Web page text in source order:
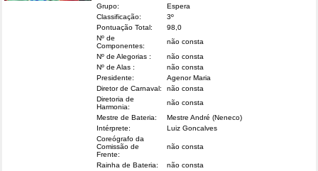
Grupo:
Espera
Classificação:
3º
Pontuação Total:
98,0
Nº de
Componentes:
não consta
Nº de Alegorias :
não consta
Nº de Alas :
não consta
Presidente:
Agenor Maria
Diretor de Carnaval:
não consta
Diretoria de
Harmonia:
não consta
Mestre de Bateria:
Mestre André (Neneco)
Intérprete:
Luiz Goncalves
Coreógrafo da
Comissão de
Frente:
não consta
Rainha de Bateria:
não consta